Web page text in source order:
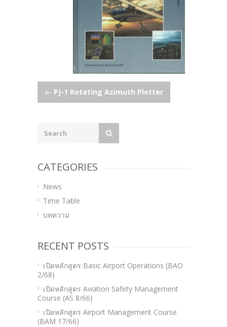
Post
navigation
← PJ-1 Rotating Azimuth Plotter
CATEGORIES
News
Time Table
บทความ
RECENT POSTS
เปิดหลักสูตร Basic Airport Operations (BAO
2/68)
เปิดหลักสูตร Aviation Safety Management
Course (AS 8/66)
เปิดหลักสูตร Airport Management Course
(BAM 17/66)